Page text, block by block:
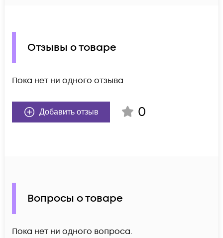
Отзывы о товаре
Пока нет ни одного отзыва
Добавить отзыв 0
Вопросы о товаре
Пока нет ни одного вопроса.